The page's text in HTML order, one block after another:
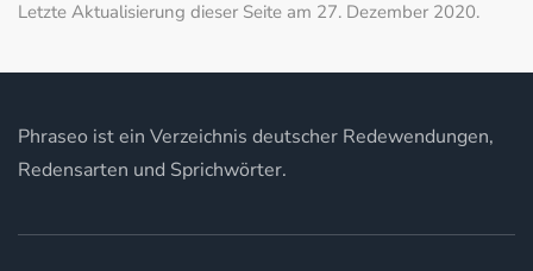
Letzte Aktualisierung dieser Seite am 27. Dezember 2020.
Phraseo ist ein Verzeichnis deutscher Redewendungen,
Redensarten und Sprichwörter.